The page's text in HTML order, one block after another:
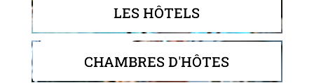
LES HÔTELS
CHAMBRES D'HÔTES